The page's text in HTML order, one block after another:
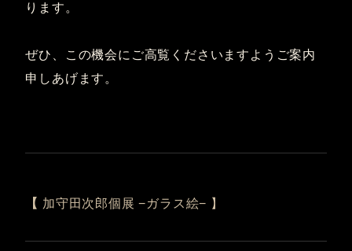
ります。
ぜひ、この機会にご高覧くださいますようご案内
申しあげます。
【 加守田次郎個展 −ガラス絵− 】